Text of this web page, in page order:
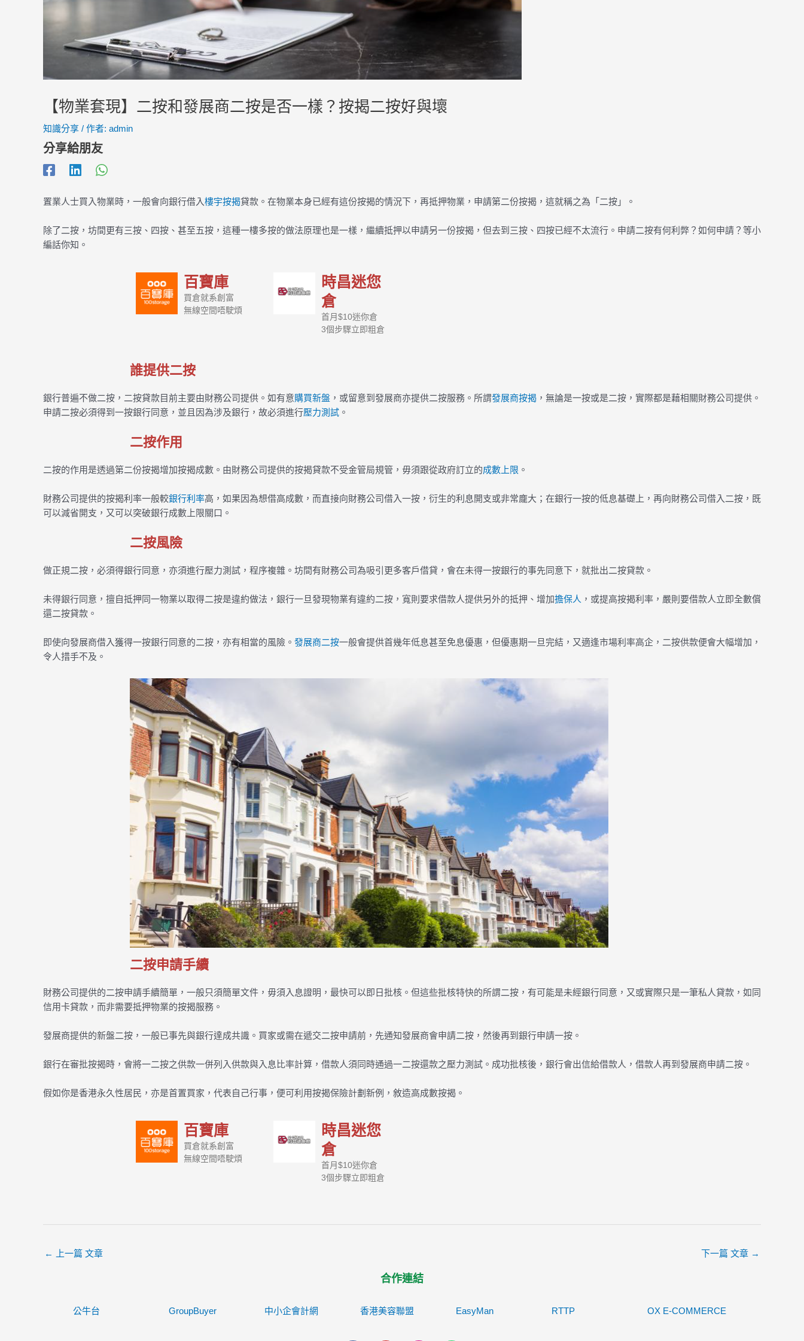
【物業套現】二按和發展商二按是否一樣？按揭二按好與壞
知識分享 / 作者: admin
分享給朋友
置業人士買入物業時，一般會向銀行借入樓宇按揭貸款。在物業本身已經有這份按揭的情況下，再抵押物業，申請第二份按揭，這就稱之為「二按」。
除了二按，坊間更有三按、四按、甚至五按，這種一樓多按的做法原理也是一樣，繼續抵押以申請另一份按揭，但去到三按、四按已經不太流行。申請二按有何利弊？如何申請？等小
編話你知。
百寶庫
買倉就系創富
無線空間唔駛煩
時昌迷您
倉
首月$10迷你倉
3個步驟立即粗倉
誰提供二按
銀行普遍不做二按，二按貸款目前主要由財務公司提供。如有意購買新盤 ，或留意到發展商亦提供二按服務。所謂發展商按揭 ，無論是一按或是二按，實際都是藉相關財務公司提供。
申請二按必須得到一按銀行同意，並且因為涉及銀行，故必須進行壓力測試 。
二按作用
二按的作用是透過第二份按揭增加按揭成數。由財務公司提供的按揭貸款不受金管局規管，毋須跟從政府訂立的成數上限 。
財務公司提供的按揭利率一般較銀行利率高，如果因為想借高成數，而直接向財務公司借入一按，衍生的利息開支或非常龐大；在銀行一按的低息基礎上，再向財務公司借入二按，既
可以減省開支，又可以突破銀行成數上限關口。
二按風險
做正規二按，必須得銀行同意，亦須進行壓力測試，程序複雜。坊間有財務公司為吸引更多客戶借貸，會在未得一按銀行的事先同意下，就批出二按貸款。
未得銀行同意，擅自抵押同一物業以取得二按是違約做法，銀行一旦發現物業有違約二按，寬則要求借款人提供另外的抵押、增加擔保人 ，或提高按揭利率，嚴則要借款人立即全數償
還二按貸款。
即使向發展商借入獲得一按銀行同意的二按，亦有相當的風險。 發展商二按一般會提供首幾年低息甚至免息優惠，但優惠期一旦完結，又適逢市場利率高企，二按供款便會大幅增加，
令人措手不及。
二按申請手續
財務公司提供的二按申請手續簡單，一般只須簡單文件，毋須入息證明，最快可以即日批核。但這些批核特快的所謂二按，有可能是未經銀行同意，又或實際只是一筆私人貸款，如同
信用卡貸款，而非需要抵押物業的按揭服務。
發展商提供的新盤二按，一般已事先與銀行達成共識。買家或需在遞交二按申請前，先通知發展商會申請二按，然後再到銀行申請一按。
銀行在審批按揭時，會將一二按之供款一併列入供款與入息比率計算，借款人須同時通過一二按還款之壓力測試。成功批核後，銀行會出信給借款人，借款人再到發展商申請二按。
假如你是香港永久性居民，亦是首置買家，代表自己行事，便可利用按揭保險計劃新例，敘造高成數按揭。
百寶庫
買倉就系創富
無線空間唔駛煩
時昌迷您
倉
首月$10迷你倉
3個步驟立即粗倉
← 上一篇 文章 下一篇 文章 →
合作連結
公牛台 GroupBuyer 中小企會計網 香港美容聯盟 EasyMan RTTP OX E-COMMERCE